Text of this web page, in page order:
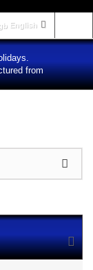
English
from